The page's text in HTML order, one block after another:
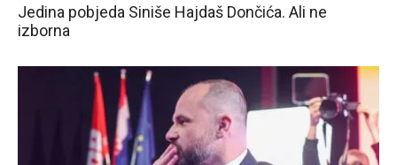
Jedina pobjeda Siniše Hajdaš Dončića. Ali ne
izborna